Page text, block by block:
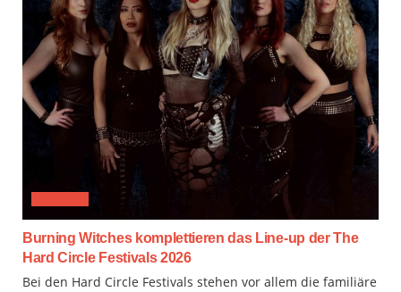
Burning Witches komplettieren das Line-up der The
Hard Circle Festivals 2026
Bei den Hard Circle Festivals stehen vor allem die familiäre